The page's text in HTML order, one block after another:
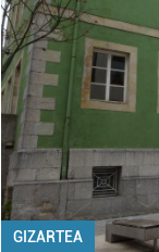
GIZARTEA